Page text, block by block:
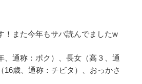
！また今年もサバ読んでましたw
、通称：ボク）、長女（高３、通
16歳、通称：チビタ）、おっかさ